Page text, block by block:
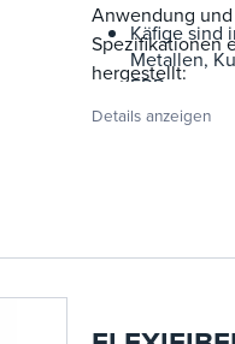
Anwendung
Spezifikationen
hergestellt:
Käfige sind
Metallen,
FRP
Details anzeigen